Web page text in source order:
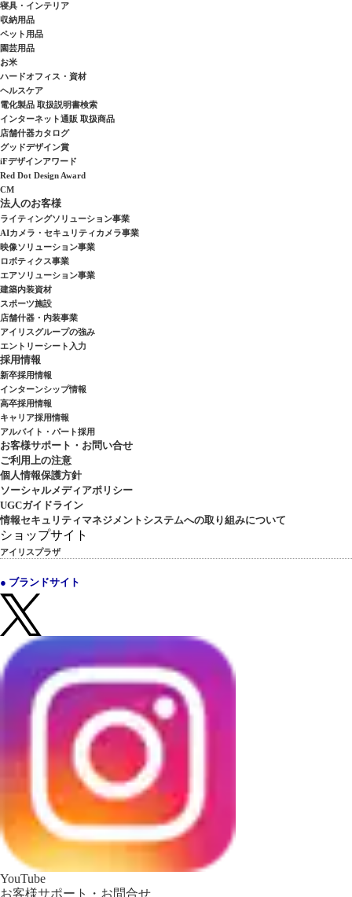
寝具・インテリア
収納用品
ペット用品
園芸用品
お米
ハードオフィス・資材
ヘルスケア
電化製品 取扱説明書検索
インターネット通販 取扱商品
店舗什器カタログ
グッドデザイン賞
iFデザインアワード
Red Dot Design Award
CM
法人のお客様
ライティングソリューション事業
AIカメラ・セキュリティカメラ事業
映像ソリューション事業
ロボティクス事業
エアソリューション事業
建築内装資材
スポーツ施設
店舗什器・内装事業
アイリスグループの強み
エントリーシート入力
採用情報
新卒採用情報
インターンシップ情報
高卒採用情報
キャリア採用情報
アルバイト・パート採用
お客様サポート・お問い合せ
ご利用上の注意
個人情報保護方針
ソーシャルメディアポリシー
UGCガイドライン
情報セキュリティマネジメントシステムへの取り組みについて
ショップサイト
アイリスプラザ
● ブランドサイト
YouTube
お客様サポート・お問合せ